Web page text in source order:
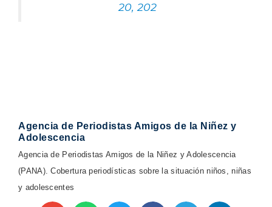
20, 202
Agencia de Periodistas Amigos de la Niñez y
Adolescencia
Agencia de Periodistas Amigos de la Niñez y Adolescencia
(PANA). Cobertura periodísticas sobre la situación niños, niñas
y adolescentes